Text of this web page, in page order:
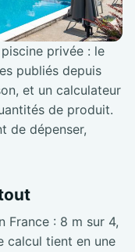
privée : le
publiés depuis
et un calculateur
de produit.
de dépenser,
France : 8 m sur 4,
calcul tient en une